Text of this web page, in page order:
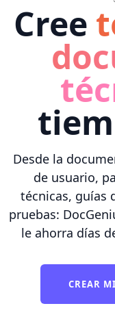
Cree
Desde la
de usuario,
técnicas, guías
pruebas:
le ahorra días
CREAR